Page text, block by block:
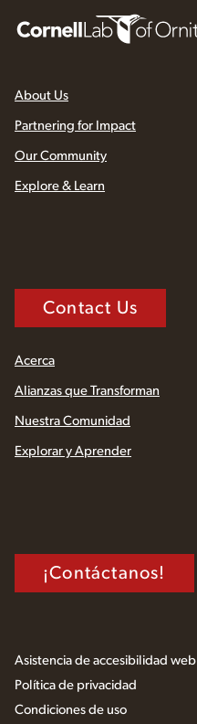
About Us
Partnering for Impact
Our Community
Explore & Learn
Contact Us
Acerca
Alianzas que Transforman
Nuestra Comunidad
Explorar y Aprender
¡Contáctanos!
Asistencia de accesibilidad web
Política de privacidad
Condiciones de uso